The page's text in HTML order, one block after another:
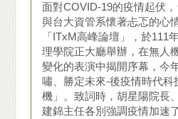
面對COVID-19的疫情起伏
與台大資管系懷著忐忑的心
「ITxM高峰論壇」，於111
理學院正大廳舉辦，在無人
變化的表演中揭開序幕，今
嘯、勝定未來-後疫情時代科
機」。致詞時，胡星陽院長
建錦主任各別強調疫情加速